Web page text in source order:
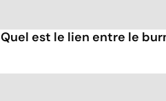
Quel est le lien entre le